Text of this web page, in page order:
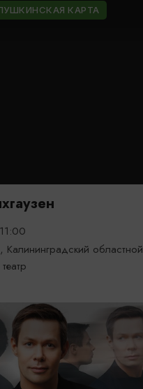
КАРТА
Калининградский областной